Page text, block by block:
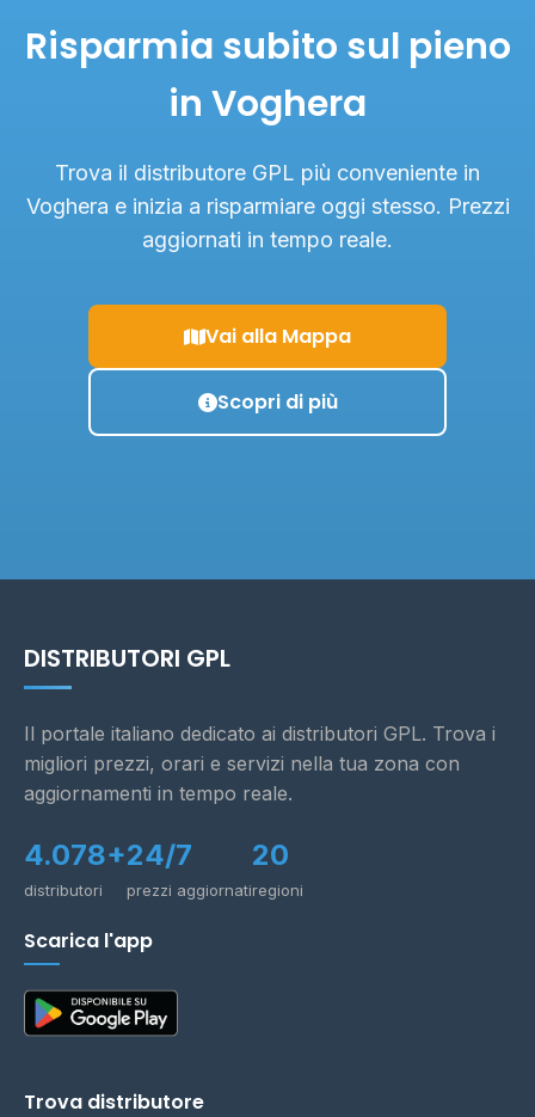
Risparmia subito sul pieno
in Voghera
Trova il distributore GPL più conveniente in
Voghera e inizia a risparmiare oggi stesso. Prezzi
aggiornati in tempo reale.
Vai alla Mappa
Scopri di più
DISTRIBUTORI GPL
Il portale italiano dedicato ai distributori GPL. Trova i
migliori prezzi, orari e servizi nella tua zona con
aggiornamenti in tempo reale.
4.078+
distributori
24/7
prezzi aggiornati
20
regioni
Scarica l'app
Trova distributore